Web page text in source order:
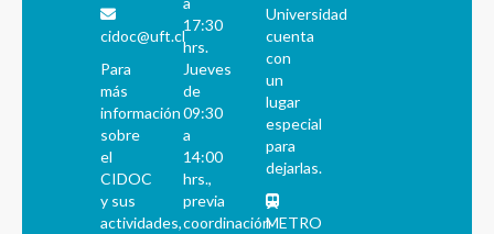
cidoc@uft.cl
Para
más
información
sobre
el
CIDOC
y sus
actividades,
17:30
hrs.
Jueves
de
09:30
a
14:00
hrs.,
previa
coordinación
Universidad
cuenta
con
un
lugar
especial
para
dejarlas.
METRO